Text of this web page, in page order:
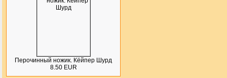
Перочинный ножик. Кёйпер Шурд
8.50 EUR